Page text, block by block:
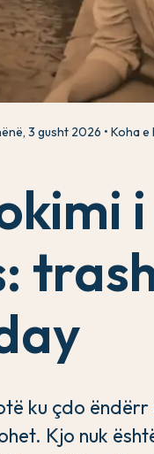
3 gusht 2026 Koha e
ku çdo
Kjo nuk